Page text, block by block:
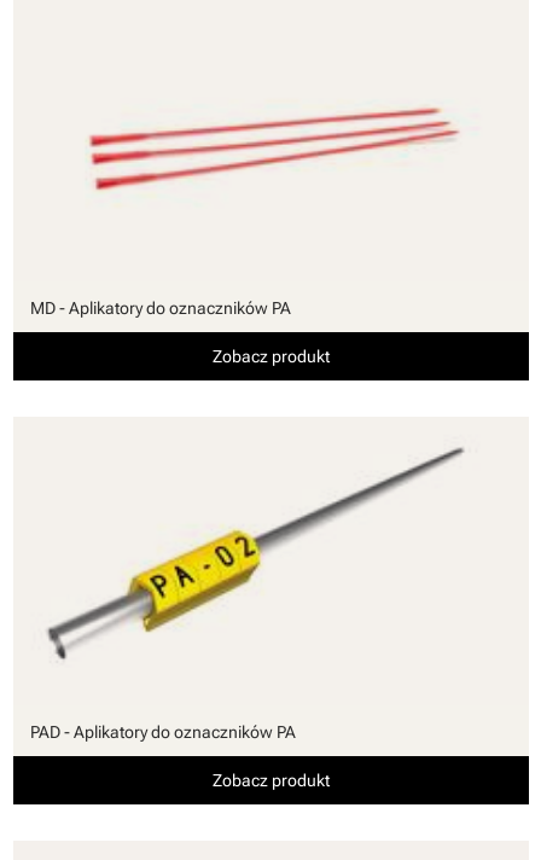
MD - Aplikatory do oznaczników PA
Zobacz produkt
PAD - Aplikatory do oznaczników PA
Zobacz produkt